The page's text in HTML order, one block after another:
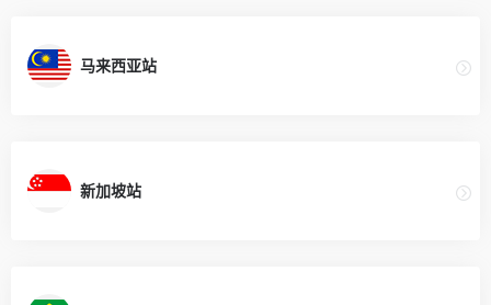
马来西亚站
新加坡站